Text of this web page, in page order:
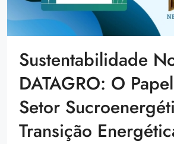
Sustentabilidade
DATAGRO: O
Setor
Transição